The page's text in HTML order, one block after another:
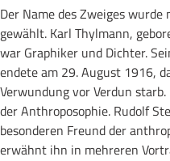
Der Name des Zweiges
gewählt. Karl Thylmann,
war Graphiker und Dichter.
endete am 29. August 1916,
Verwundung vor Verdun
der Anthroposophie. Rudolf
besonderen Freund der
erwähnt ihn in mehreren